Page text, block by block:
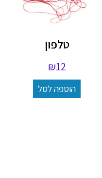
טלפון
₪12
הוספה לסל